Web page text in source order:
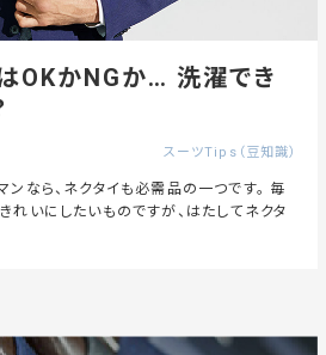
OKかNGか… 洗濯でき
スーツTips（豆知識）
なら、ネクタイも必需品の一つです。 毎
れいにしたいものですが、はたしてネクタ